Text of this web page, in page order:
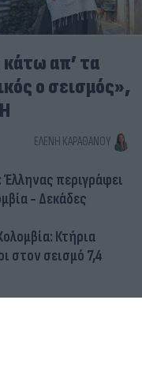
απ’ τα
ο σεισμός»,
ΕΛΈΝΗ ΚΑΡΑΘΆΝΟΥ
Έλληνας περιγράφει
- Δεκάδες
Κτήρια
στον σεισμό 7,4